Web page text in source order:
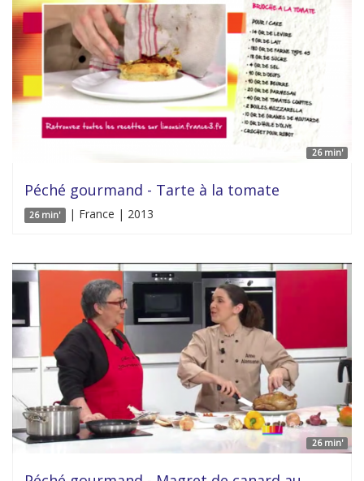
26 min'
Péché gourmand - Tarte à la tomate
26 min' | France | 2013
26 min'